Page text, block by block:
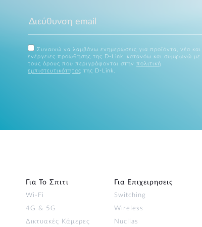
Συναινώ να λαμβάνω ενημερώσεις για προϊόντα, νέα και
ενέργειες προώθησης της D-Link, κατανόω και συμφωνώ με
τους όρους που περιγράφονται στην πολιτική
εμπιστευτικότητας της D-Link.
Για Το Σπιτι
Wi‑Fi
4G & 5G
Δικτυακές Κάμερες
Για Επιχειρησεις
Switching
Wireless
Nuclias